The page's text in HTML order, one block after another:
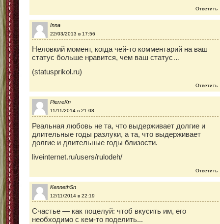
Ответить
Inna
22/03/2013 в 17:56
Неловкий момент, когда чей-то комментарий на ваш
статус больше нравится, чем ваш статус…
(statusprikol.ru)
Ответить
PierreKn
11/11/2014 в 21:08
Реальная любовь не та, что выдерживает долгие и
длительные годы разлуки, а та, что выдерживает
долгие и длительные годы близости.
liveinternet.ru/users/rulodeh/
Ответить
KennethSn
12/11/2014 в 22:19
Счастье — как поцелуй: чтоб вкусить им, его
необходимо с кем-то поделить...